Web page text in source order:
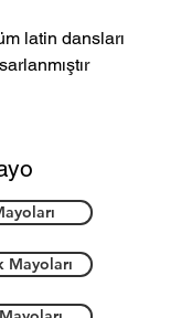
latin dansları
Mayoları